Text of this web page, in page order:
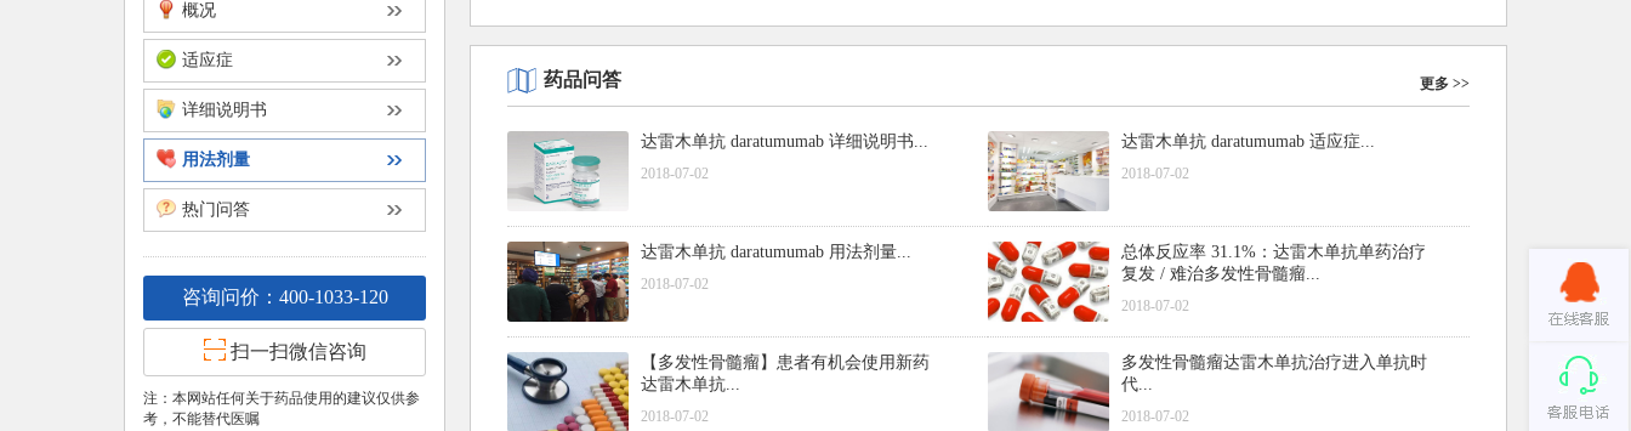
概况
适应症
详细说明书
用法剂量
热门问答
咨询问价：400-1033-120
扫一扫微信咨询
注：本网站任何关于药品使用的建议仅供参
考，不能替代医嘱
更多 >>
药品问答
达雷木单抗 daratumumab 详细说明书...
2018-07-02
达雷木单抗 daratumumab 适应症...
2018-07-02
达雷木单抗 daratumumab 用法剂量...
2018-07-02
总体反应率 31.1%：达雷木单抗单药治疗
复发 / 难治多发性骨髓瘤...
2018-07-02
【多发性骨髓瘤】患者有机会使用新药
达雷木单抗...
2018-07-02
多发性骨髓瘤达雷木单抗治疗进入单抗时
代...
2018-07-02